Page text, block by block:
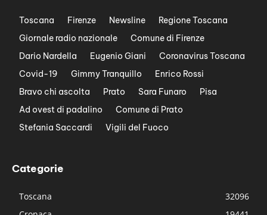
Toscana Firenze Newsline
Regione Toscana
Giornale radio nazionale
Comune di Firenze
Dario Nardella
Eugenio Giani
Coronavirus Toscana
Covid-19
Gimmy Tranquillo
Enrico Rossi
Bravo chi ascolta
Prato Sara Funaro
Pisa
Ad ovest di padalino
Comune di Prato
Stefania Saccardi
Vigili del Fuoco
Categorie
Toscana
32096